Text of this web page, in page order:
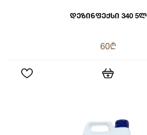
Დეზინფექსი 340 5ლ
60₾